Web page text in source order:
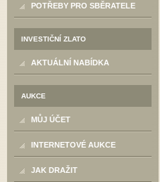
POTŘEBY PRO SBĚRATELE
INVESTIČNÍ ZLATO
AKTUÁLNÍ NABÍDKA
AUKCE
MŮJ ÚČET
INTERNETOVÉ AUKCE
JAK DRAŽIT